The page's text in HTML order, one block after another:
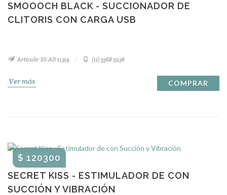
SMOOOCH BLACK - SUCCIONADOR DE
CLITORIS CON CARGA USB
Artículo: SS-AD-11319 (11) 5368-5238
Ver más COMPRAR
SECRET KISS - ESTIMULADOR DE CON
SUCCIÓN Y VIBRACIÓN
$ 120300